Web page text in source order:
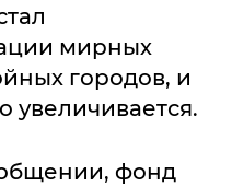
мирных
городов, и
увеличивается.
фонд